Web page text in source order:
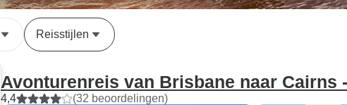
Reisstijlen
Avonturenreis van Brisbane naar Cairns
4,4 (32 beoordelingen)